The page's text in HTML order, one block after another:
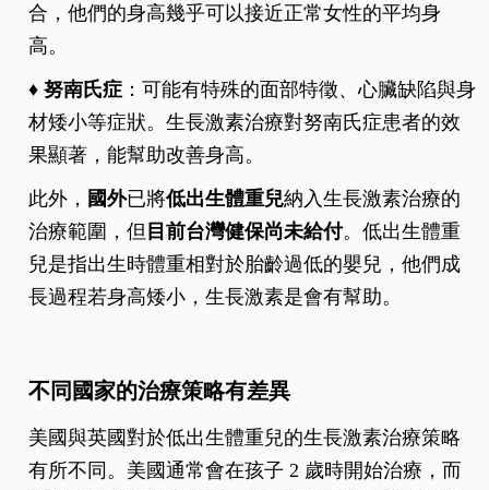
合，他們的身高幾乎可以接近正常女性的平均身
高。
♦ 努南氏症 ：可能有特殊的面部特徵、心臟缺陷與身
材矮小等症狀。生長激素治療對努南氏症患者的效
果顯著，能幫助改善身高。
此外， 國外已將低出生體重兒納入生長激素治療的
治療範圍，但 目前台灣健保尚未給付。低出生體重
兒是指出生時體重相對於胎齡過低的嬰兒，他們成
長過程若身高矮小，生長激素是會有幫助。
不同國家的治療策略有差異
美國與英國對於低出生體重兒的生長激素治療策略
有所不同。美國通常會在孩子 2 歲時開始治療，而